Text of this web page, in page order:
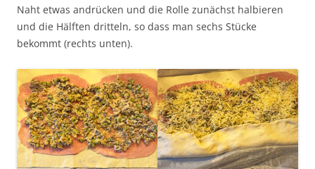
Naht etwas andrücken und die Rolle zunächst halbieren
und die Hälften dritteln, so dass man sechs Stücke
bekommt (rechts unten).